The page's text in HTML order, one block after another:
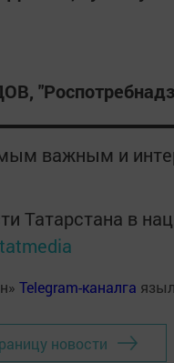
важным и
Татарстана в
Telegram-каналга
новости